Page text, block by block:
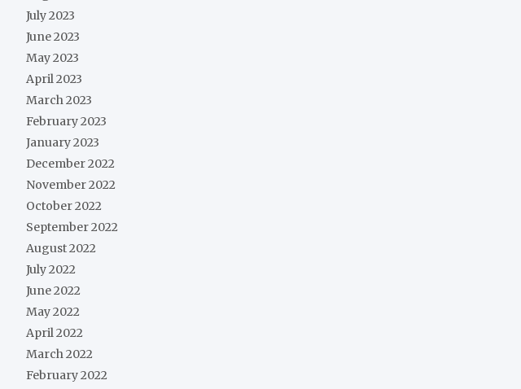
July 2023
June 2023
May 2023
April 2023
March 2023
February 2023
January 2023
December 2022
November 2022
October 2022
September 2022
August 2022
July 2022
June 2022
May 2022
April 2022
March 2022
February 2022